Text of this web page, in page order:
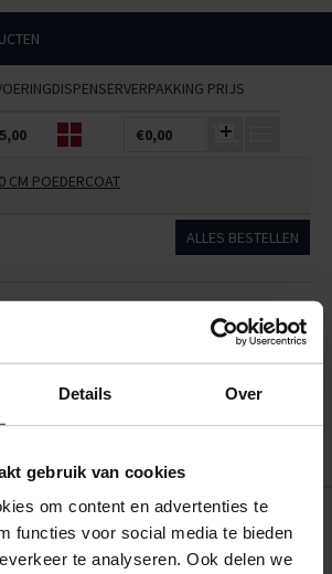
Details Over
gebruik van cookies
om content en advertenties te
functies voor social media te bieden
te analyseren. Ook delen we
DISPENSERVERPAKKING PRIJS
€0,00
CM POEDERCOAT
ALLES BESTELLEN
kunt u een eigen bestellijst maken.
om eenvoudig en snel producten
en offertelijsten kunt u terugvinden in uw
goed uit voor uw administratie!
BEDRUKKEN
verzending